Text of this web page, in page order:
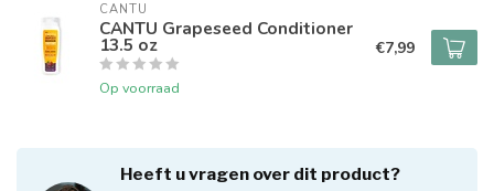
CANTU
CANTU Grapeseed Conditioner
13.5 oz
Op voorraad
€7,99
Heeft u vragen over dit product?